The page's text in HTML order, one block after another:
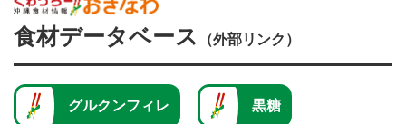
食材データベース （外部リンク）
グルクンフィレ 黒糖